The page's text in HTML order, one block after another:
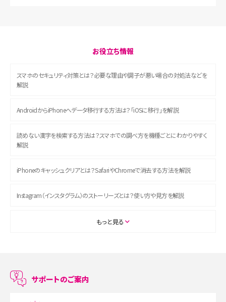
お役立ち情報
スマホのセキュリティ対策とは？必要な理由や調子が悪い場合の対処法などを
解説
AndroidからiPhoneへデータ移行する方法は？「iOSに移行」を解説
読めない漢字を検索する方法は？スマホでの調べ方を機種ごとにわかりやすく
解説
iPhoneのキャッシュクリアとは？SafariやChromeで消去する方法を解説
Instagram（インスタグラム）のストーリーズとは？使い方や見方を解説
ASMRとは？初心者向けの代表ジャンルや楽しみ方を解説
LINEで友だちを削除する方法は？方法ごとの影響や復活・復元する方法も解説
もっと見る
サポートのご案内